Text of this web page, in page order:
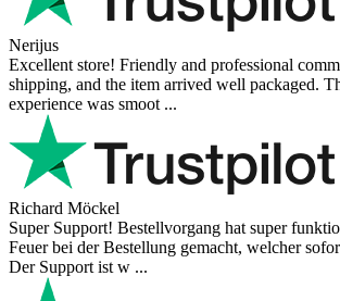
Nerijus
Excellent store! Friendly and professional
shipping, and the item arrived well packaged.
experience was smoot ...
Richard Möckel
Super Support! Bestellvorgang hat super
Feuer bei der Bestellung gemacht, welcher
Der Support ist w ...